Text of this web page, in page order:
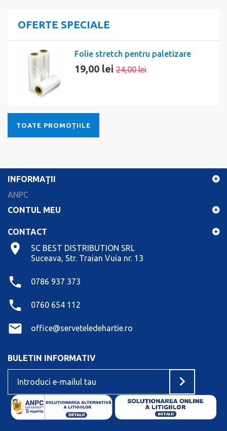
OFERTE SPECIALE
Folie stretch pentru paletizare
19,00 lei 24,00 lei
TOATE PROMOȚIILE
INFORMAŢII
ANPC
CONTUL MEU
CONTACT
SC BEST DISTRIBUTION SRL
Suceava, Str. Traian Vuia nr. 13
0786 937 373
0760 654 112
office@serveteledehartie.ro
BULETIN INFORMATIV